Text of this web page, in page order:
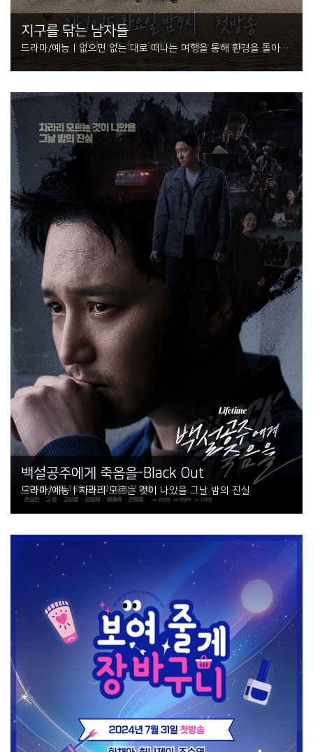
지구를 닦는 남자들
드라마/예능 | 없으면 없는 대로 떠나는 여행을 통해 환경을 돌아보
는 신개념 ESG향 여행 프로그램
백설공주에게 죽음을-Black Out
드라마/예능 | 차라리 모르는 것이 나았을 그날 밤의 진실